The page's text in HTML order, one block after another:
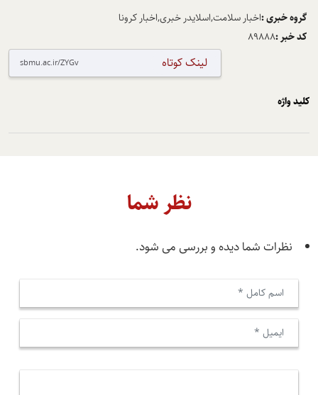
گروه خبری :اخبار سلامت,اسلایدر خبری,اخبار کرونا
کد خبر :89888
لینک کوتاه
کلید واژه
نظر شما
نظرات شما دیده و بررسی می شود.